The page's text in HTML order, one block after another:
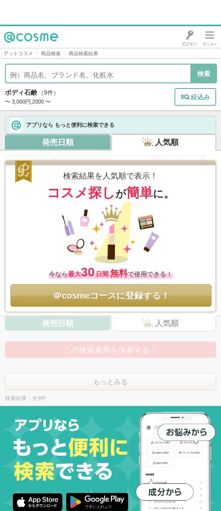
検索結果を人気順で表示！
コスメ探し が簡単に。
今なら最大30日間 無料で使用できる！
＠cosmeコースに登録する！
@cosme
アットコスメ 商品検索 商品検索結果
ボディ石鹸 （9件）
〜 3,000円,2000 〜
絞込み
アプリなら もっと便利に検索できる
発売日順 人気順
発売日順 人気順
この検索条件を保存する！
もっとみる
検索結果：全9件